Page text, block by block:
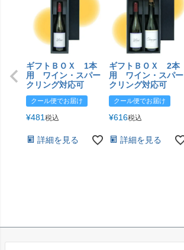
ギフトＢＯＸ 1本
用 ワイン・スパー
クリング対応可
クール便でお届け
¥481 税込
詳細を見る
ギフトＢＯＸ 2本
用 ワイン・スパー
クリング対応可
クール便でお届け
¥616税込
詳細を見る